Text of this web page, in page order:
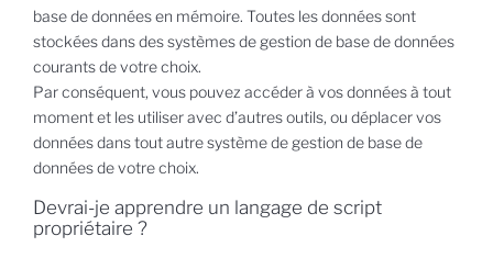
base de données en mémoire. Toutes les données sont
stockées dans des systèmes de gestion de base de données
courants de votre choix.
Par conséquent, vous pouvez accéder à vos données à tout
moment et les utiliser avec d’autres outils, ou déplacer vos
données dans tout autre système de gestion de base de
données de votre choix.
Devrai-je apprendre un langage de script
propriétaire ?